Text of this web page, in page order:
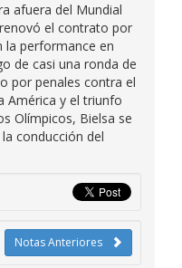
afuera del Mundial
el contrato por
la performance en
de casi una ronda de
por penales contra el
América y el triunfo
Olímpicos, Bielsa se
conducción del
Notas Anteriores